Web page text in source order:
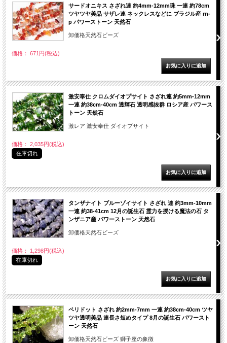
サードオニキス さざれ連 約4mm-12mm珠 一連 約78cm
ツヤツヤ美品 サザレ連 ネックレスなどに ブラジル産 rn-
p パワーストーン 天然石
卸価格天然石ビーズ
価格： 671円(税込)
激安奉仕 クロムダイオプサイト さざれ連 約5mm-12mm
一連 約38cm-40cm 透輝石 透明感抜群 ロシア産 パワース
トーン 天然石
激レア 激安奉仕 ダイオプサイト
価格： 2,035円(税込)
在庫切れ
タンザナイト ブルーゾイサイト さざれ 連 約3mm-10mm
一連 約38-41cm 12月の誕生石 霊力を授ける魔法の石 タ
ンザニア産 パワーストーン 天然石
卸価格天然石ビーズ
価格： 1,298円(税込)
在庫切れ
ペリドット さざれ 約2mm-7mm 一連 約38cm-40cm ツヤ
ツヤ透明美品 連長さ短めタイプ 8月の誕生石 パワースト
ーン 天然石
卸価格天然石ビーズ 獅子座の象徴